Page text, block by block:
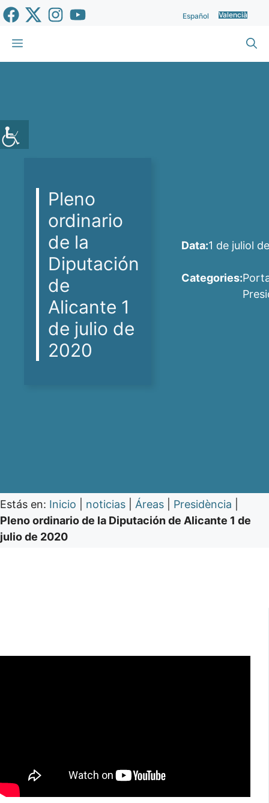
Vés
al
contingut
Español Valencià
Menu
Pleno
ordinario
de la
Diputación
de
Alicante 1
de julio de
2020
Data:1 de juliol
Categories:
Estás en: Inicio noticias Áreas Presidència
Pleno ordinario de la Diputación de Alicante 1 de
julio de 2020